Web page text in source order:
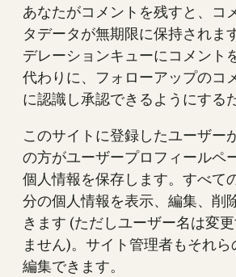
あなたがコメントを残すと、コ
タデータが無期限に保持されま
デレーションキューにコメント
代わりに、フォローアップのコ
に認識し承認できるようにする
このサイトに登録したユーザー
の方がユーザープロフィールペ
個人情報を保存します。すべて
分の個人情報を表示、編集、削
きます (ただしユーザー名は変
ません)。サイト管理者もそれら
編集できます。